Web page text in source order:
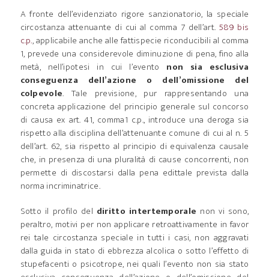
A fronte dell’evidenziato rigore sanzionatorio, la speciale
circostanza attenuante di cui al comma 7 dell’art. 589 bis
c.p., applicabile anche alle fattispecie riconducibili al comma
1, prevede una considerevole diminuzione di pena, fino alla
metà, nell’ipotesi in cui l’evento non sia esclusiva
conseguenza dell’azione o dell’omissione del
colpevole. Tale previsione, pur rappresentando una
concreta applicazione del principio generale sul concorso
di causa ex art. 41, comma1 c.p., introduce una deroga sia
rispetto alla disciplina dell’attenuante comune di cui al n. 5
dell’art. 62, sia rispetto al principio di equivalenza causale
che, in presenza di una pluralità di cause concorrenti, non
permette di discostarsi dalla pena edittale prevista dalla
norma incriminatrice.
Sotto il profilo del diritto intertemporale non vi sono,
peraltro, motivi per non applicare retroattivamente in favor
rei tale circostanza speciale in tutti i casi, non aggravati
dalla guida in stato di ebbrezza alcolica o sotto l’effetto di
stupefacenti o psicotrope, nei quali l’evento non sia stato